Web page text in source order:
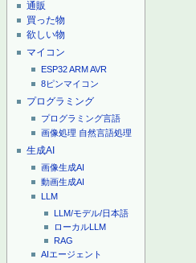
通販
買った物
欲しい物
マイコン
ESP32ARMAVR
8ピンマイコン
プログラミング
プログラミング言語
画像処理 自然言語処理
生成AI
画像生成AI
動画生成AI
LLM
LLM/モデル/日本語
ローカルLLM
RAG
AIエージェント